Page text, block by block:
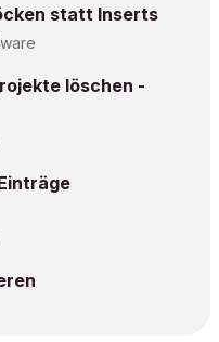
statt Inserts
löschen -